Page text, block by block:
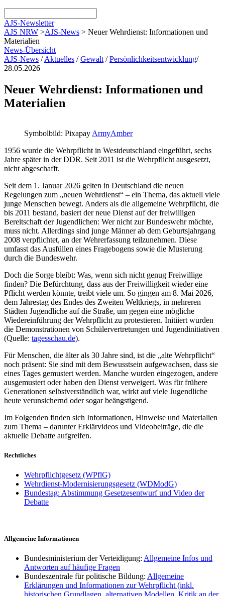
AJS-Newsletter
AJS NRW >AJS-News > Neuer Wehrdienst: Informationen und
Materialien
News-Übersicht
AJS-News /Aktuelles /Gewalt /Persönlichkeitsentwicklung/
28.05.2026
Neuer Wehrdienst: Informationen und
Materialien
Symbolbild: Pixapay ArmyAmber
1956 wurde die Wehrpflicht in Westdeutschland eingeführt, sechs
Jahre später in der DDR. Seit 2011 ist die Wehrpflicht ausgesetzt,
nicht abgeschafft.
Seit dem 1. Januar 2026 gelten in Deutschland die neuen
Regelungen zum „neuen Wehrdienst“ – ein Thema, das aktuell viele
junge Menschen bewegt. Anders als die allgemeine Wehrpflicht, die
bis 2011 bestand, basiert der neue Dienst auf der freiwilligen
Bereitschaft der Jugendlichen: Wer nicht zur Bundeswehr möchte,
muss nicht. Allerdings sind junge Männer ab dem Geburtsjahrgang
2008 verpflichtet, an der Wehrerfassung teilzunehmen. Diese
umfasst das Ausfüllen eines Fragebogens sowie die Musterung
durch die Bundeswehr.
Doch die Sorge bleibt: Was, wenn sich nicht genug Freiwillige
finden? Die Befürchtung, dass aus der Freiwilligkeit wieder eine
Pflicht werden könnte, treibt viele um. So gingen am 8. Mai 2026,
dem Jahrestag des Endes des Zweiten Weltkriegs, in mehreren
Städten Jugendliche auf die Straße, um gegen eine mögliche
Wiedereinführung der Wehrpflicht zu protestieren. Initiiert wurden
die Demonstrationen von Schülervertretungen und Jugendinitiativen
(Quelle: tagesschau.de).
Für Menschen, die älter als 30 Jahre sind, ist die „alte Wehrpflicht“
noch präsent: Sie sind mit dem Bewusstsein aufgewachsen, dass sie
eines Tages gemustert werden. Manche wurden eingezogen, andere
ausgemustert oder haben den Dienst verweigert. Was für frühere
Generationen selbstverständlich war, wirkt auf viele Jugendliche
heute verunsichernd oder sogar beängstigend.
Im Folgenden finden sich Informationen, Hinweise und Materialien
zum Thema – darunter Erklärvideos und Videobeiträge, die die
aktuelle Debatte aufgreifen.
Rechtliches
Wehrpflichtgesetz (WPflG)
Wehrdienst-Modernisierungsgesetz (WDModG)
Bundestag: Abstimmung Gesetzesentwurf und Video der
Debatte
Allgemeine Informationen
Bundesministerium der Verteidigung: Allgemeine Infos und
Antworten auf häufige Fragen
Bundeszentrale für politische Bildung: Allgemeine
Erklärungen und Informationen zur Wehrpflicht (inkl.